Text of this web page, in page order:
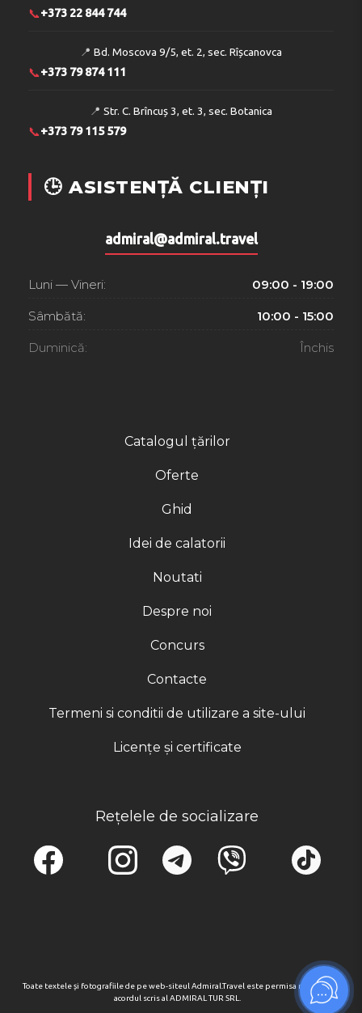
Catalogul țărilor
Oferte
Ghid
Idei de calatorii
Noutati
Despre noi
Concurs
Contacte
Termeni si conditii de utilizare a site-ului
Licențe și certificate
Rețelele de socializare
Toate textele și fotografiile de pe web-siteul Admiral.Travel este permisa numai cu
acordul scris al ADMIRAL TUR SRL.
📞+373 22 844 744
📍 Bd. Moscova 9/5, et. 2, sec. Rîșcanovca
📞+373 79 874 111
📍 Str. C. Brîncuș 3, et. 3, sec. Botanica
📞+373 79 115 579
🕒 ASISTENȚĂ CLIENȚI
admiral@admiral.travel
Luni — Vineri: 09:00 - 19:00
Sâmbătă: 10:00 - 15:00
Duminică: Închis